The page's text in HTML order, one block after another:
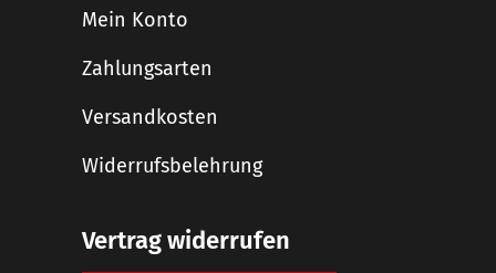
Mein Konto
Zahlungsarten
Versandkosten
Widerrufsbelehrung
Vertrag widerrufen